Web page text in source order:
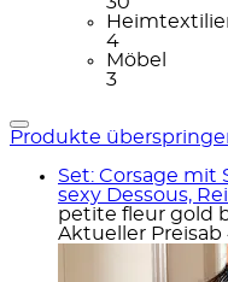
4
Möbel
3
Produkte
Set: Corsage mit
sexy Dessous,
petite fleur gold
Aktueller Preisab